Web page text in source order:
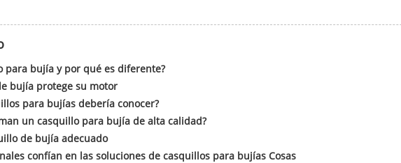
para bujía y por qué es diferente?
bujía protege su motor
para bujías debería conocer?
un casquillo para bujía de alta calidad?
de bujía adecuado
confían en las soluciones de casquillos para bujías Cosas